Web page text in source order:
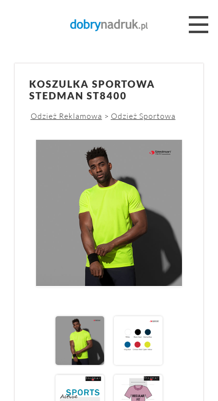
KOSZULKA SPORTOWA
STEDMAN ST8400
Odzież Reklamowa > Odzież Sportowa